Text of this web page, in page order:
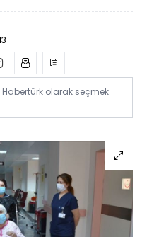
Habertürk olarak seçmek